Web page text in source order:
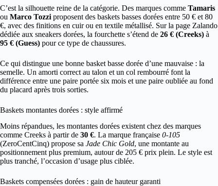
C’est la silhouette reine de la catégorie. Des marques comme Tamaris
ou Marco Tozzi proposent des baskets basses dorées entre 50 € et 80
€, avec des finitions en cuir ou en textile métallisé. Sur la page Zalando
dédiée aux sneakers dorées, la fourchette s’étend de 26 € (Creeks) à
95 € (Guess) pour ce type de chaussures.
Ce qui distingue une bonne basket basse dorée d’une mauvaise : la
semelle. Un amorti correct au talon et un col rembourré font la
différence entre une paire portée six mois et une paire oubliée au fond
du placard après trois sorties.
Baskets montantes dorées : style affirmé
Moins répandues, les montantes dorées existent chez des marques
comme Creeks à partir de 30 €. La marque française 0-105
(ZeroCentCinq) propose sa Jade Chic Gold, une montante au
positionnement plus premium, autour de 205 € prix plein. Le style est
plus tranché, l’occasion d’usage plus ciblée.
Baskets compensées dorées : gain de hauteur garanti